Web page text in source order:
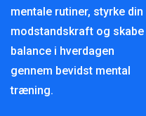
mentale rutiner, styrke din
modstandskraft og skabe
balance i hverdagen
gennem bevidst mental
træning.